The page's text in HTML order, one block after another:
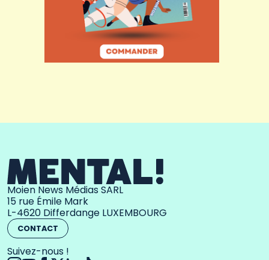
Moien News Médias SARL
15 rue Émile Mark
L-4620 Differdange LUXEMBOURG
CONTACT
Suivez-nous !